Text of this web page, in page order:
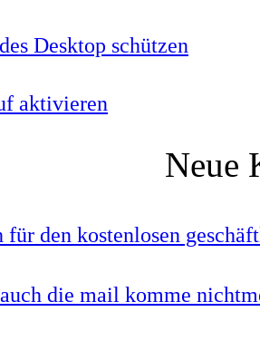
Desktop schützen
aktivieren
Neue
für den kostenlosen
die mail komme